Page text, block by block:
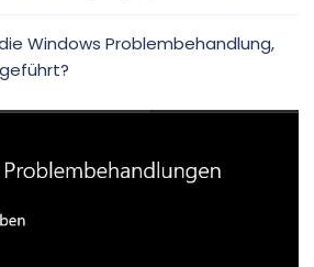
Windows Problembehandlung,